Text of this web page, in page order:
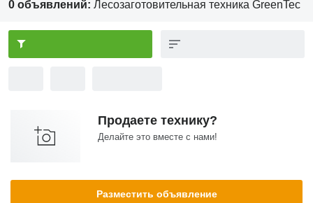
0 объявлений: Лесозаготовительная техника GreenTec
Продаете технику?
Делайте это вместе с нами!
Разместить объявление